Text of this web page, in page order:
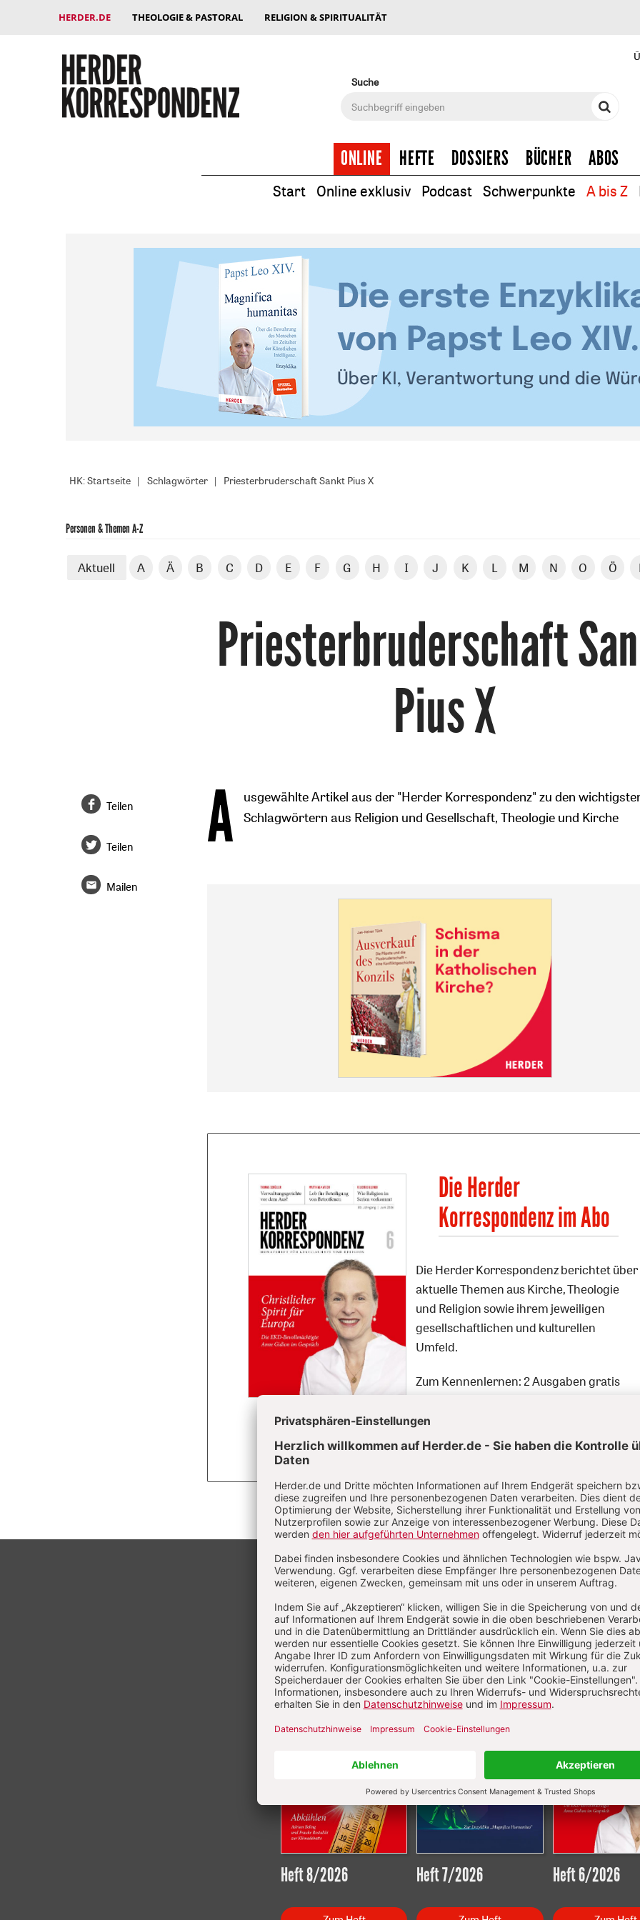
HERDER.DE THEOLOGIE & PASTORAL RELIGION & SPIRITUALITÄT
Suche
ONLINE HEFTE DOSSIERS BÜCHER ABOS
Start Online exklusiv Podcast Schwerpunkte A bis Z
HK: Startseite Schlagwörter Priesterbruderschaft Sankt Pius X
Personen & Themen A-Z
Aktuell A Ä B C D E F G H I J K L M N O Ö
Priesterbruderschaft
Pius X
A
usgewählte Artikel aus der "Herder Korrespondenz" zu den
Schlagwörtern aus Religion und Gesellschaft, Theologie und Kirche
Die Herder
Korrespondenz im Abo
Die Herder Korrespondenz berichtet über
aktuelle Themen aus Kirche, Theologie
und Religion sowie ihrem jeweiligen
gesellschaftlichen und kulturellen
Umfeld.
Zum Kennenlernen: 2 Ausgaben gratis
Teilen
Teilen
Mailen
Überschrift
Aktuelle Hefte
Heft 8/2026 Heft 7/2026 Heft 6/2026